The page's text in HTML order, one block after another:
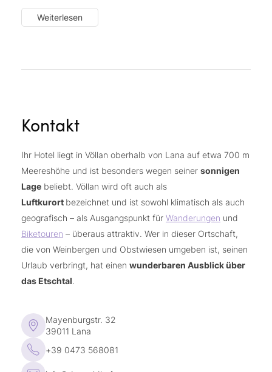
Terrasse
Wellnessbereich
Wasser, Tees und Säfte im Saunabereich
LichtdurchfluteterFitnessraummit modernen
Hightech-Kardio-Geräten
Functional Room
Betreute Bewegungsprogramme:
Entspannungsyoga, Faszientraining, Pilates, Aqua Gym
u. v. m.
1 – 2 x wöchentlichgeführte Wanderungen, 1 x
wöchentlich
Kostenloser Verleih von Mountainbikes
Verleih von E-Mountainbikes
Hauseigener Tennisplatz
Tischtennis, Tischfußball
Weiterlesen
Kontakt
Ihr Hotel liegt in Völlan oberhalb von Lana auf etwa 700 m
Meereshöhe und ist besonders wegen seiner sonnigen
Lage beliebt. Völlan wird oft auch als
Luftkurort bezeichnet und ist sowohl klimatisch als auch
geografisch – als Ausgangspunkt für Wanderungen und
Biketouren – überaus attraktiv. Wer in dieser Ortschaft,
die von Weinbergen und Obstwiesen umgeben ist, seinen
Urlaub verbringt, hat einen wunderbaren Ausblick über
das Etschtal.
Mayenburgstr. 32
39011 Lana
+39 0473 568081